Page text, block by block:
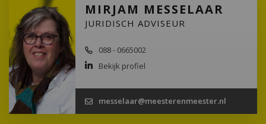
MIRJAM MESSELAAR
JURIDISCH ADVISEUR
088 - 0665002
Bekijk profiel
messelaar@meesterenmeester.nl